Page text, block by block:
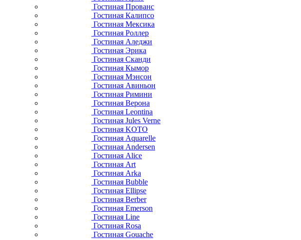
Гостиная Прованс
Гостиная Калипсо
Гостиная Мексика
Гостиная Роллер
Гостиная Аледжи
Гостиная Эрика
Гостиная Сканди
Гостиная Кымор
Гостиная Мэнсон
Гостиная Авиньон
Гостиная Римини
Гостиная Верона
Гостиная Leontina
Гостиная Jules Verne
Гостиная KOTO
Гостиная Aquarelle
Гостиная Andersen
Гостиная Alice
Гостиная Art
Гостиная Arka
Гостиная Bubble
Гостиная Ellipse
Гостиная Berber
Гостиная Emerson
Гостиная Line
Гостиная Rosa
Гостиная Gouache